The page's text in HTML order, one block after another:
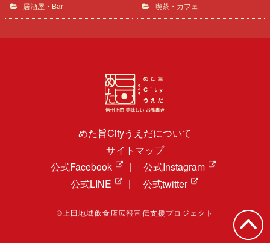
居酒屋・Bar 喫茶・カフェ
めた旨Cityうえだについて
サイトマップ
公式Facebook
| 公式Instagram
公式LINE
| 公式twitter
®上田地域飲食店広報宣伝支援プロジェクト